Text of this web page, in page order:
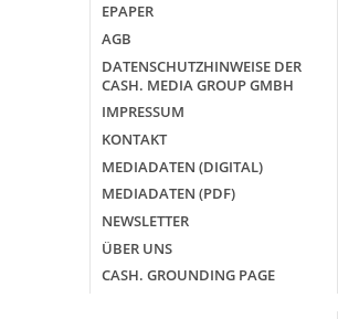
EPAPER
AGB
DATENSCHUTZHINWEISE DER
CASH. MEDIA GROUP GMBH
IMPRESSUM
KONTAKT
MEDIADATEN (DIGITAL)
MEDIADATEN (PDF)
NEWSLETTER
ÜBER UNS
CASH. GROUNDING PAGE